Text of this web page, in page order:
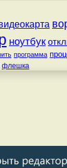
ноутбук
программа
флешка